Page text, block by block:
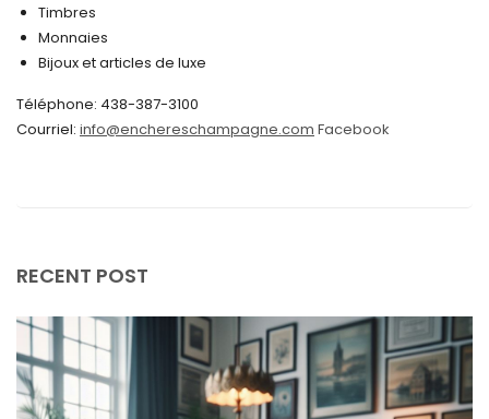
mai 2024
avril 2024
octobre 2023
septembre 2023
Timbres
Monnaies
Bijoux et articles de luxe
Téléphone: 438-387-3100
Courriel: info@enchereschampagne.com Facebook
RECENT POST